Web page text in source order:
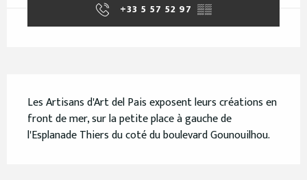
+33 5 57 52 97 ▒▒
Les Artisans d'Art del Pais exposent leurs créations en
front de mer, sur la petite place à gauche de
l'Esplanade Thiers du coté du boulevard Gounouilhou.